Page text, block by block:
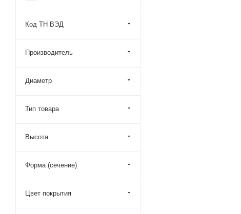
Код ТН ВЭД
Производитель
Диаметр
Тип товара
Высота
Форма (сечение)
Цвет покрытия